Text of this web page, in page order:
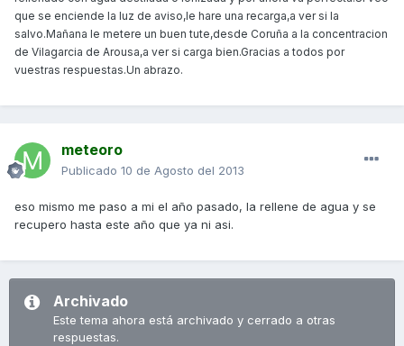
que se enciende la luz de aviso,le hare una recarga,a ver si la
salvo.Mañana le metere un buen tute,desde Coruña a la concentracion
de Vilagarcia de Arousa,a ver si carga bien.Gracias a todos por
vuestras respuestas.Un abrazo.
meteoro
Publicado 10 de Agosto del 2013
eso mismo me paso a mi el año pasado, la rellene de agua y se
recupero hasta este año que ya ni asi.
Archivado
Este tema ahora está archivado y cerrado a otras
respuestas.